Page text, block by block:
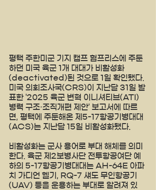
평택 주한미군 기지 캠프 험프리스에 주둔
하던 미국 육군 1개 대대가 비활성화
(deactivated)된 것으로 1일 확인됐다.
미국 의회조사국(CRS)이 지난달 31일 발
표한 '2025 육군 변혁 이니셔티브(ATI)
병력 구조·조직개편 제안' 보고서에 따르
면, 평택에 주둔해온 제5-17항공기병대대
(ACS)는 지난달 15일 비활성화됐다.
비활성화는 군사 용어로 부대 해체를 의미
한다. 육군 제2보병사단 전투항공여단 예
하의 5-17항공기병대대는 AH-64E 아파
치 가디언 헬기, RQ-7 섀도 무인항공기
(UAV) 등을 운용하는 부대로 알려져 있